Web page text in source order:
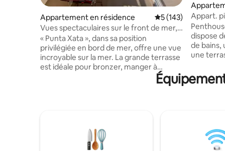
Appartement en résidence Évaluation
5 (143)
Vues spectaculaires sur le front de mer,
terrasses, piscine
« Punta Xata », dans sa position
privilégiée en bord de mer, offre une vue
incroyable sur la mer. La grande terrasse
est idéale pour bronzer, manger à
l'extérieur et profiter du coucher de
soleil. La plus petite est parfaite pour le
espace commun calme, avec une
piscine. Idéal pour les couples et les
Appart.
min
Penthouse Star
dispose
de bains,
une
un
entouré
et